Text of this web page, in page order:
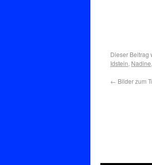
Dieser Beitrag
Idstein, Nadine,
← Bilder zum